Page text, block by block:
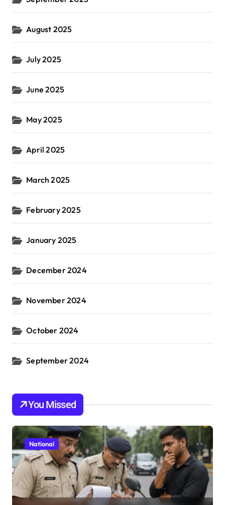
August 2025
July 2025
June 2025
May 2025
April 2025
March 2025
February 2025
January 2025
December 2024
November 2024
October 2024
September 2024
You Missed
National